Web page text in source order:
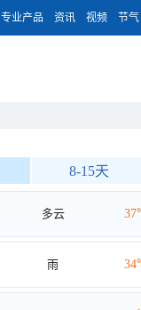
专业产品 资讯 视频 节气
8-15天
多云
雨